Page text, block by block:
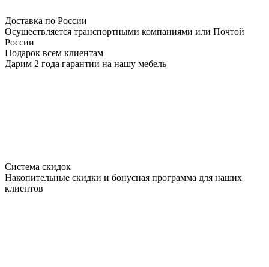
Доставка по России
Осуществляется транспортными компаниями или Почтой
России
Подарок всем клиентам
Дарим 2 года гарантии на нашу мебель
Система скидок
Накопительные скидки и бонусная программа для наших
клиентов